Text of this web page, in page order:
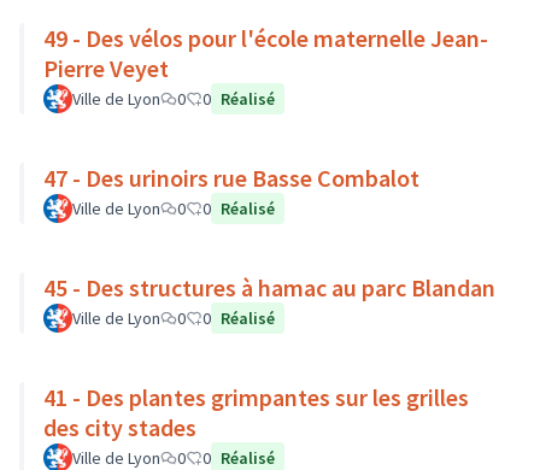
49 - Des vélos pour l'école maternelle Jean-
Pierre Veyet
Ville de Lyon 0 0 Réalisé
47 - Des urinoirs rue Basse Combalot
Ville de Lyon 0 0 Réalisé
45 - Des structures à hamac au parc Blandan
Ville de Lyon 0 0 Réalisé
41 - Des plantes grimpantes sur les grilles
des city stades
Ville de Lyon 0 0 Réalisé